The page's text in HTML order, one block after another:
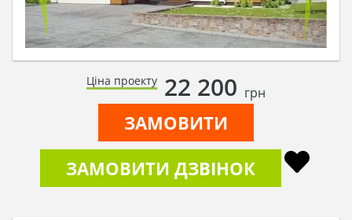
Ціна проекту 22 200 грн
ЗАМОВИТИ
ЗАМОВИТИ ДЗВІНОК